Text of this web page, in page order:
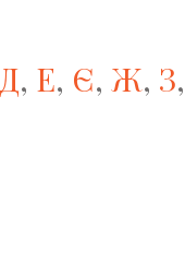
Д, Е, Є, Ж, З,